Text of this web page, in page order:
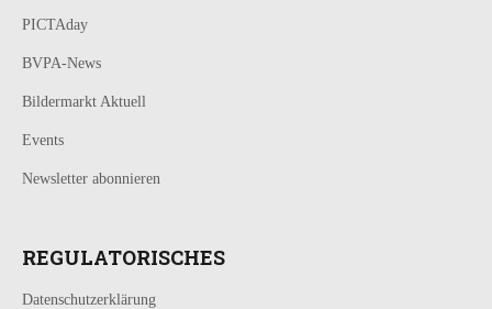
PICTAday
BVPA-News
Bildermarkt Aktuell
Events
Newsletter abonnieren
REGULATORISCHES
Datenschutzerklärung